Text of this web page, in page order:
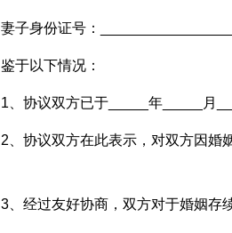
妻子身份证号：
鉴于以下情况：
1、协议双方已于_____年_____月
2、协议双方在此表示，对双方因婚
3、经过友好协商，双方对于婚姻存